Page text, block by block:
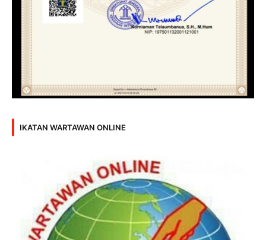
IKATAN WARTAWAN ONLINE